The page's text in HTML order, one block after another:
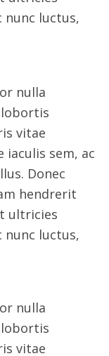
nunc luctus,
nulla
vitae
sem, ac
Donec
hendrerit
ultricies
nunc luctus,
nulla
vitae